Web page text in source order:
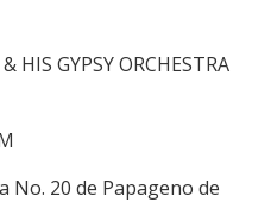
HIS GYPSY ORCHESTRA
No. 20 de Papageno de